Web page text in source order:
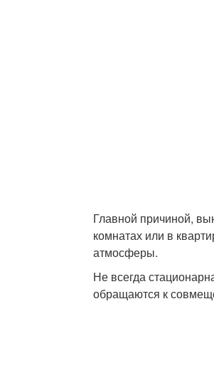
Главной причиной,
комнатах или в
атмосферы.
Не всегда
обращаются к